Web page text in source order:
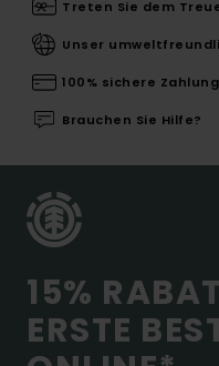
Treten Sie dem
Unser
100% sichere Zahlung
Brauchen Sie Hilfe?
15%
ERSTE